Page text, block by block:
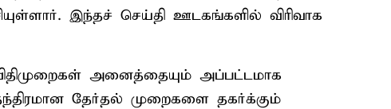
இந்தச் செய்தி ஊடகங்களில் விரிவாக
அனைத்தையும் அப்பட்டமாக
தேர்தல் முறைகளை தகர்க்கும்